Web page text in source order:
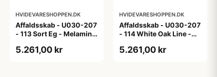
HVIDEVARESHOPPEN.DK
Affaldsskab - U030-207
- 113 Sort Eg - Melamin,
5.261,00 kr
HVIDEVARESHOPPEN.DK
Affaldsskab - U030-207
- 114 White Oak Line -
5.261,00 kr